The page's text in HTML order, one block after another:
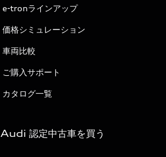
e-tronラインアップ
価格シミュレーション
車両比較
ご購入サポート
カタログ一覧
Audi 認定中古車を買う